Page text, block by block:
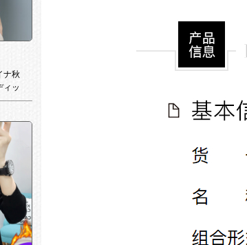
ナ秋
ィッ
スタ
ト
色